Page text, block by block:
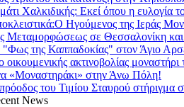
Χαλκιδικής: Εκεί όπου η ευλογία
Ηγούμενος της Ιεράς
Μεταμορφώσεως σε Θεσσαλονίκη
της Καππαδοκίας" στον Άγιο
οικουμενικής ακτινοβολίας
«Μοναστηράκι» στην Άνω Πόλη!
του Τιμίου Σταυρού στήριγμα
News